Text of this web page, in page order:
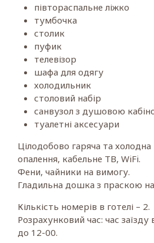
півтораспальне ліжко
тумбочка
столик
пуфик
телевізор
шафа для одягу
холодильник
столовий набір
санвузол з душовою
туалетні аксесуари
Цілодобово гаряча та холодна
опалення, кабельне ТВ, WiFi.
Фени, чайники на вимогу.
Гладильна дошка з праскою на
Кількість номерів в готелі – 2.
Розрахунковий час: час заїзду
до 12-00.